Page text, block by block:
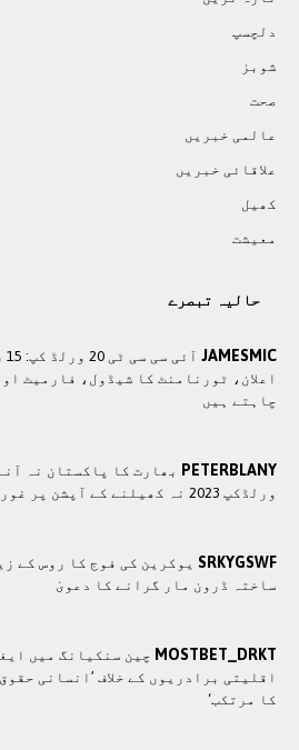
دلچسپ
شوبز
صحت
عالمی خبريں
علاقائی خبريں
کھيل
معيشت
حالیہ تبصرے
JAMESMIC
اعلان، ٹورنامنٹ کا شیڈول، فارمیٹ
چاہتے ہیں
PETERBLANY بھارت کا پاکستان نہ
ورلڈکپ 2023 نہ کھیلنے کے آپشن پر غور
SRKYGSWF یوکرین کی فوج کا روس کے
ساختہ ڈرون مار گرانے کا دعویٰ
MOSTBET_DRKT چین سنکیانگ میں
اقلیتی برادريوں کے خلاف ’انسانی
کا مرتکب‘